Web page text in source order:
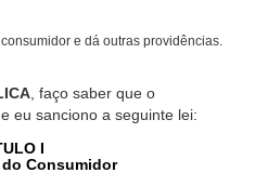
e dá outras providências.
, faço saber que o
eu sanciono a seguinte lei:
I
Consumidor